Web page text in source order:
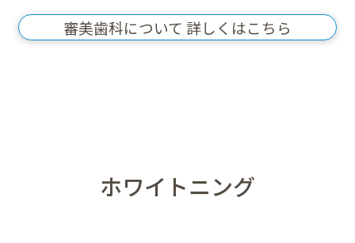
審美歯科について 詳しくはこちら
ホワイトニング